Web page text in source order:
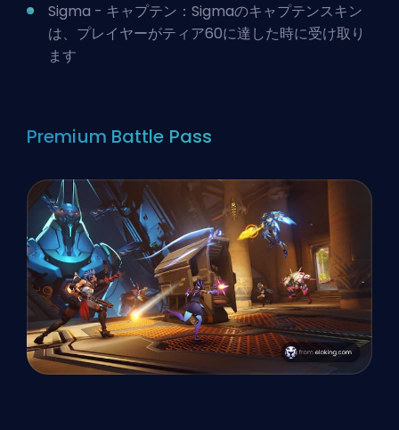
Sigma - キャプテン：Sigmaのキャプテンスキン
は、プレイヤーがティア60に達した時に受け取り
ます
Premium Battle Pass